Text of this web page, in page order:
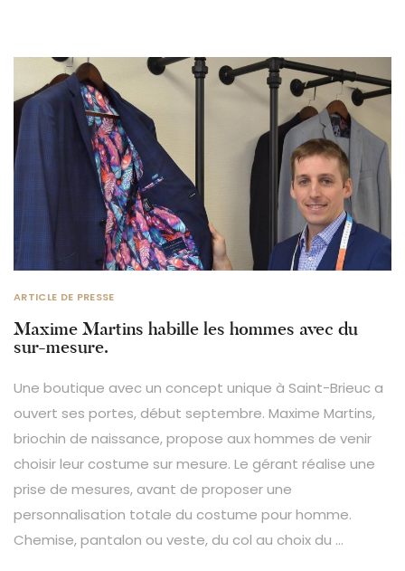
ARTICLE DE PRESSE
Maxime Martins habille les hommes avec du
sur-mesure.
Une boutique avec un concept unique à Saint-Brieuc a
ouvert ses portes, début septembre. Maxime Martins,
briochin de naissance, propose aux hommes de venir
choisir leur costume sur mesure. Le gérant réalise une
prise de mesures, avant de proposer une
personnalisation totale du costume pour homme.
Chemise, pantalon ou veste, du col au choix du …